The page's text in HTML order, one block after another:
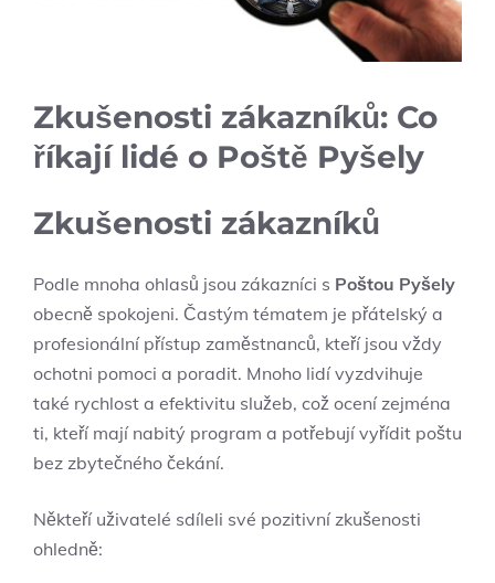
Zkušenosti zákazníků: Co
říkají lidé o Poště Pyšely
Zkušenosti zákazníků
Podle mnoha ohlasů jsou zákazníci s Poštou Pyšely
obecně spokojeni. Častým tématem je přátelský a
profesionální přístup zaměstnanců, kteří jsou vždy
ochotni pomoci a poradit. Mnoho lidí vyzdvihuje
také rychlost a efektivitu služeb, což ocení zejména
ti, kteří mají nabitý program a potřebují vyřídit poštu
bez zbytečného čekání.
Někteří uživatelé sdíleli své pozitivní zkušenosti
ohledně: